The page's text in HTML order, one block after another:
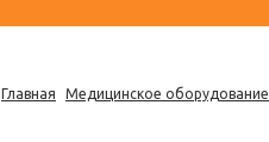
Главная Медицинское оборудование